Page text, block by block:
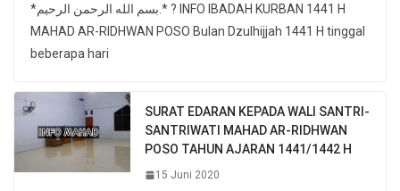
*بسم الله الرحمن الرحيم.* ? INFO IBADAH KURBAN 1441 H
MAHAD AR-RIDHWAN POSO Bulan Dzulhijjah 1441 H tinggal
beberapa hari
SURAT EDARAN KEPADA WALI SANTRI-
SANTRIWATI MAHAD AR-RIDHWAN
POSO TAHUN AJARAN 1441/1442 H
15 Juni 2020